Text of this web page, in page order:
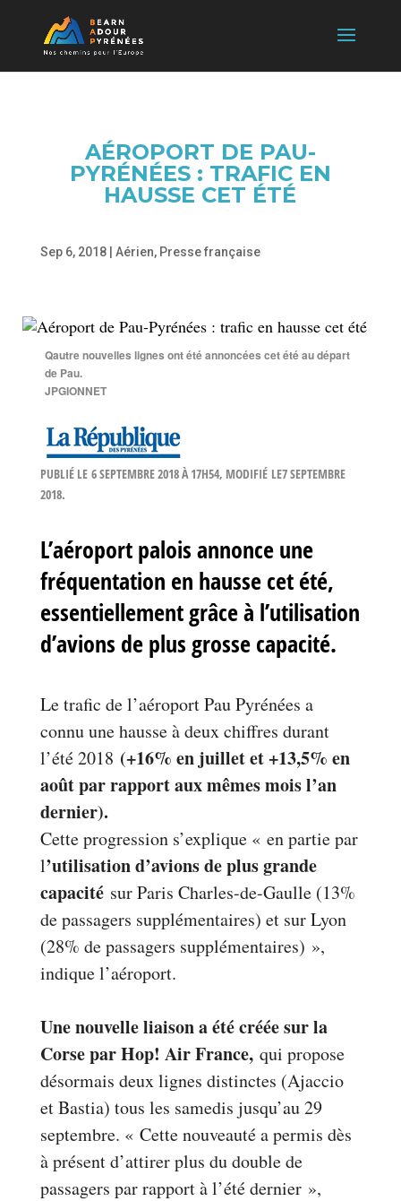
AÉROPORT DE PAU-
PYRÉNÉES : TRAFIC EN
HAUSSE CET ÉTÉ
Sep 6, 2018| Aérien, Presse française
Qautre nouvelles lignes ont été annoncées cet été au départ
de Pau.
JPGIONNET
PUBLIÉ LE 6 SEPTEMBRE 2018 À 17H54, MODIFIÉ LE7 SEPTEMBRE
2018.
L’aéroport palois annonce une
fréquentation en hausse cet été,
essentiellement grâce à l’utilisation
d’avions de plus grosse capacité.
Le trafic de l’aéroport Pau Pyrénées a
connu une hausse à deux chiffres durant
l’été 2018 (+16% en juillet et +13,5% en
août par rapport aux mêmes mois l’an
dernier).
Cette progression s’explique « en partie par
l’utilisation d’avions de plus grande
capacité sur Paris Charles-de-Gaulle (13%
de passagers supplémentaires) et sur Lyon
(28% de passagers supplémentaires) »,
indique l’aéroport.
Une nouvelle liaison a été créée sur la
Corse par Hop! Air France,qui propose
désormais deux lignes distinctes (Ajaccio
et Bastia) tous les samedis jusqu’au 29
septembre. « Cette nouveauté a permis dès
à présent d’attirer plus du double de
passagers par rapport à l’été dernier »,